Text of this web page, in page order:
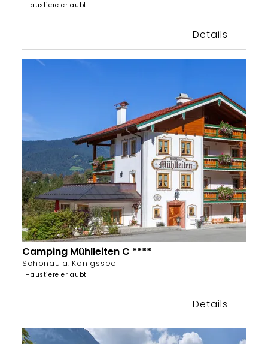
Haustiere erlaubt
Details
Camping Mühlleiten C ****
Schönau a. Königssee
Haustiere erlaubt
Details